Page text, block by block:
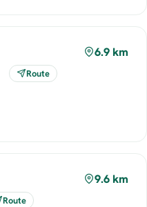
6.9 km
Route
9.6 km
Route